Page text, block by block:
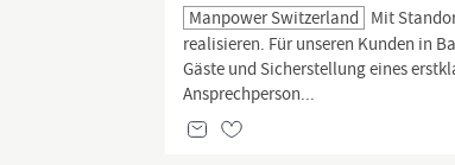
Manpower Switzerland Mit
realisieren. Für unseren Kunden in
Gäste und Sicherstellung eines
Ansprechperson...